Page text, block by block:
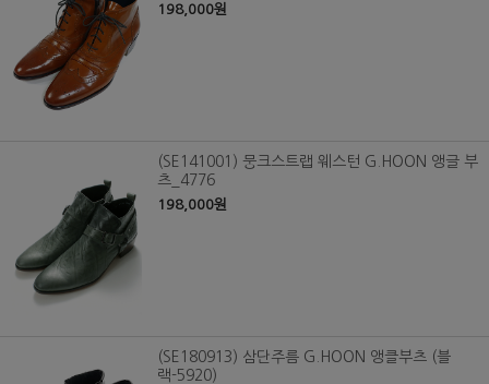
198,000원
(SE141001) 뭉크스트랩 웨스턴 G.HOON 앵글 부
츠_4776
198,000원
(SE180913) 삼단주름 G.HOON 앵클부츠 (블
랙-5920)